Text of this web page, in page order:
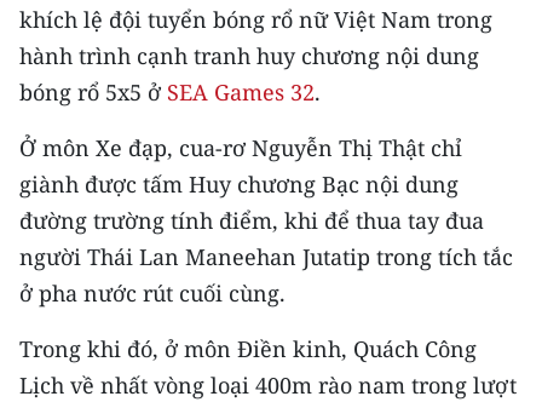
khích lệ đội tuyển bóng rổ nữ Việt Nam trong
hành trình cạnh tranh huy chương nội dung
bóng rổ 5x5 ở SEA Games 32.
Ở môn Xe đạp, cua-rơ Nguyễn Thị Thật chỉ
giành được tấm Huy chương Bạc nội dung
đường trường tính điểm, khi để thua tay đua
người Thái Lan Maneehan Jutatip trong tích tắc
ở pha nước rút cuối cùng.
Trong khi đó, ở môn Điền kinh, Quách Công
Lịch về nhất vòng loại 400m rào nam trong lượt